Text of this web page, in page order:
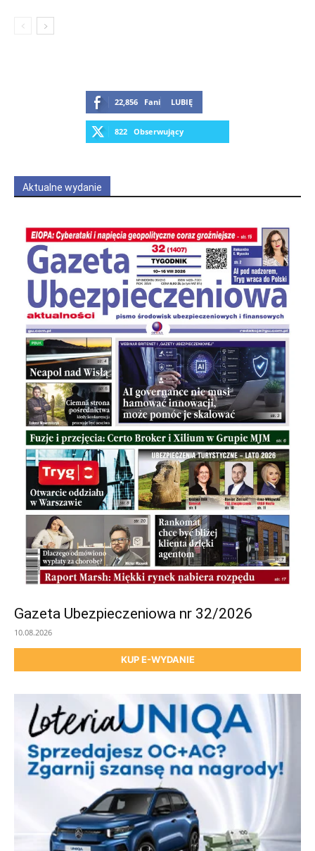
22,856 Fani LUBIĘ
822 Obserwujący
Aktualne wydanie
Gazeta Ubezpieczeniowa nr 32/2026
10.08.2026
KUP E-WYDANIE